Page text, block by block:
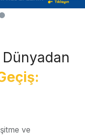
Dünyadan
ve